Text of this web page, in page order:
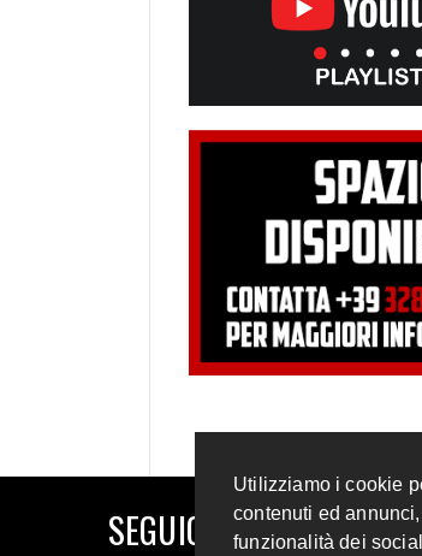
SEGUICI SUI SOCIAL
Utilizziamo i cookie
contenuti ed
funzionalità dei